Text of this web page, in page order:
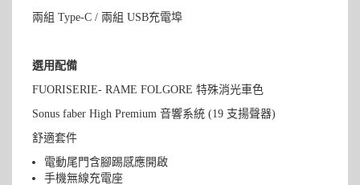
兩組 Type-C / 兩組 USB充電埠
選用配備
FUORISERIE- RAME FOLGORE 特殊消光車色
Sonus faber High Premium 音響系統 (19 支揚聲器)
舒適套件
電動尾門含腳踢感應開啟
手機無線充電座